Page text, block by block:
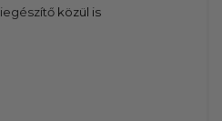
közül is